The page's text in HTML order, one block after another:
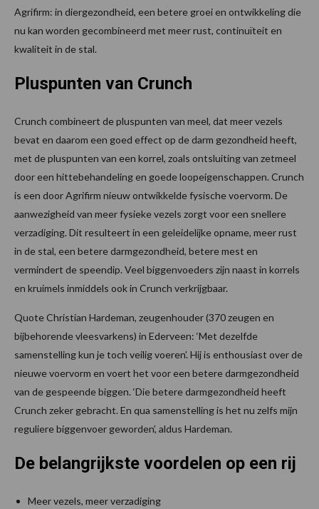
Agrifirm: in diergezondheid, een betere groei en ontwikkeling die
nu kan worden gecombineerd met meer rust, continuïteit en
kwaliteit in de stal.
Pluspunten van Crunch
Crunch combineert de pluspunten van meel, dat meer vezels
bevat en daarom een goed effect op de darm gezondheid heeft,
met de pluspunten van een korrel, zoals ontsluiting van zetmeel
door een hittebehandeling en goede loopeigenschappen. Crunch
is een door Agrifirm nieuw ontwikkelde fysische voervorm. De
aanwezigheid van meer fysieke vezels zorgt voor een snellere
verzadiging. Dit resulteert in een geleidelijke opname, meer rust
in de stal, een betere darmgezondheid, betere mest en
vermindert de speendip. Veel biggenvoeders zijn naast in korrels
en kruimels inmiddels ook in Crunch verkrijgbaar.
Quote Christian Hardeman, zeugenhouder (370 zeugen en
bijbehorende vleesvarkens) in Ederveen: ‘Met dezelfde
samenstelling kun je toch veilig voeren’. Hij is enthousiast over de
nieuwe voervorm en voert het voor een betere darmgezondheid
van de gespeende biggen. ‘Die betere darmgezondheid heeft
Crunch zeker gebracht. En qua samenstelling is het nu zelfs mijn
reguliere biggenvoer geworden’, aldus Hardeman.
De belangrijkste voordelen op een rij
Meer vezels, meer verzadiging